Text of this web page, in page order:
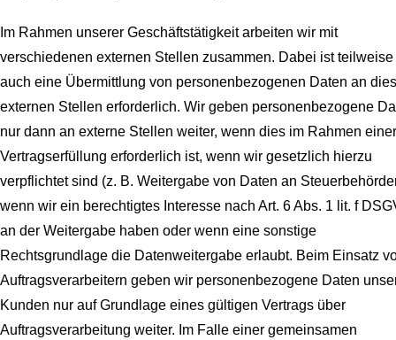
Im Rahmen unserer Geschäftstätigkeit arbeiten wir mit
verschiedenen externen Stellen zusammen. Dabei ist teilweise
auch eine Übermittlung von personenbezogenen Daten an
externen Stellen erforderlich. Wir geben personenbezogene
nur dann an externe Stellen weiter, wenn dies im Rahmen einer
Vertragserfüllung erforderlich ist, wenn wir gesetzlich hierzu
verpflichtet sind (z. B. Weitergabe von Daten an
wenn wir ein berechtigtes Interesse nach Art. 6 Abs. 1 lit. f
an der Weitergabe haben oder wenn eine sonstige
Rechtsgrundlage die Datenweitergabe erlaubt. Beim Einsatz
Auftragsverarbeitern geben wir personenbezogene Daten
Kunden nur auf Grundlage eines gültigen Vertrags über
Auftragsverarbeitung weiter. Im Falle einer gemeinsamen